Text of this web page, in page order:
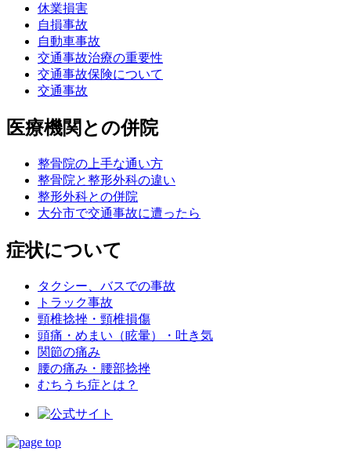
休業損害
自損事故
自動車事故
交通事故治療の重要性
交通事故保険について
交通事故
医療機関との併院
整骨院の上手な通い方
整骨院と整形外科の違い
整形外科との併院
大分市で交通事故に遭ったら
症状について
タクシー、バスでの事故
トラック事故
頸椎捻挫・頸椎損傷
頭痛・めまい（眩暈）・吐き気
関節の痛み
腰の痛み・腰部捻挫
むちうち症とは？